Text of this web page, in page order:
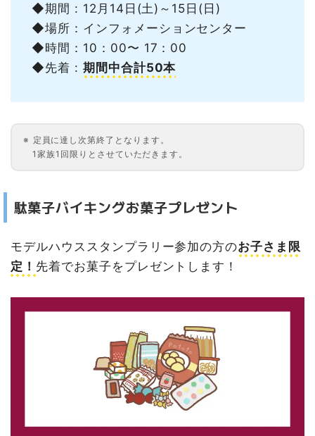
◆期間 : 12月14日(土)～15日(日)
◆場所：インフォメーションセンター
◆時間：10：00〜 17：00
◆先着 : 期間中合計50本
定員に達し次第終了となります。
1家族1回限りとさせていただきます。
駄菓子バイキングお菓子プレゼント
モデルハウススタンプラリー参加の方のお子さま限
定！ 先着でお菓子をプレゼントします！